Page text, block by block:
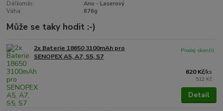
Dálkoměr:
Ano - Laserový
Váha:
876g
Může se taky hodit :-)
2x Baterie 18650 3100mAh pro
SENOPEX A5, A7, S5, S7
620 Kč/ks
512 Kč
Prodej skončil
Detail